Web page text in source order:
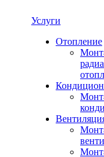
Услуги
Отопление